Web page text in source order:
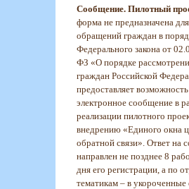
Сообщение. Пилотный
форма не предназначена
обращений граждан в
Федерального закона от
ФЗ «О порядке
граждан Российской
предоставляет
электронное сообщение в
реализации пилотного
внедрению «Единого окна
обратной связи». Ответ на
направлен не позднее 8
дня его регистрации, а по
тематикам – в укороченные